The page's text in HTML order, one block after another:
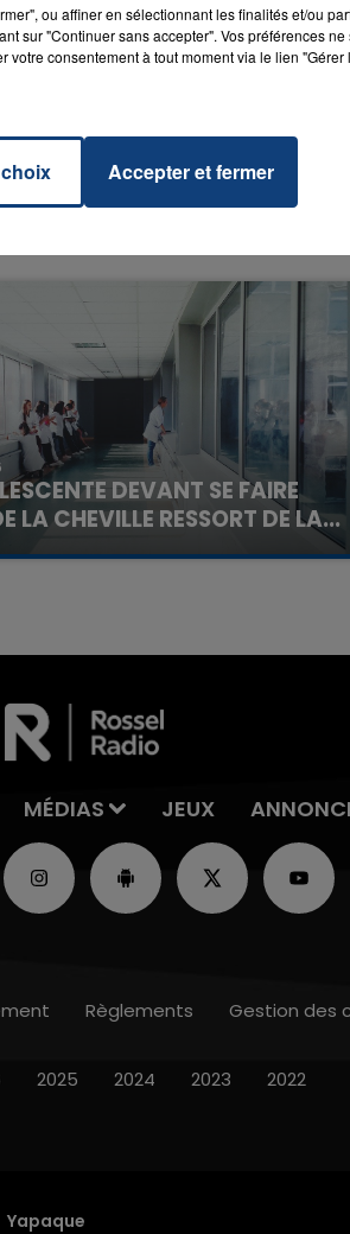
DEVANT SE FAIRE
LA CHEVILLE RESSORT DE LA...
porté plainte contre la clinique qui a
- 20h00
Team du Week-end
MÉDIAS JEUX
Yapaque
Règlements Gestion des
2025 2024 2023 2022
ou affiner en sélectionnant les finalités et/ou
sur "Continuer sans accepter". Vos préférences
votre consentement à tout moment via le lien
Accepter et fermer